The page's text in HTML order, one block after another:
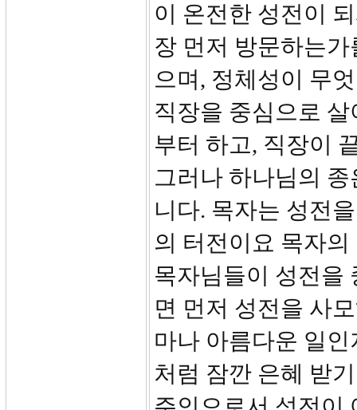
이 온전한 성전이
장 먼저 방문하는
으며, 정체성이 무
직장을 중심으로
부터 하고, 직장이
그러나 하나님의
니다. 목자는 성전
의 터전이요 목자
목자님들이 성전을
면 먼저 성전을 사
마나 아름다운 일
처럼 잠깐 은혜 받